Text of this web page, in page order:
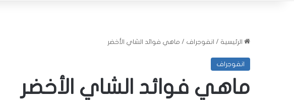
الرئيسية / انفوجراف / ماهي فوائد الشاي الأخضر
انفوجراف
ماهي فوائد الشاي الأخضر